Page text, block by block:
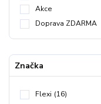
Akce
Doprava ZDARMA
Značka
Flexi (16)